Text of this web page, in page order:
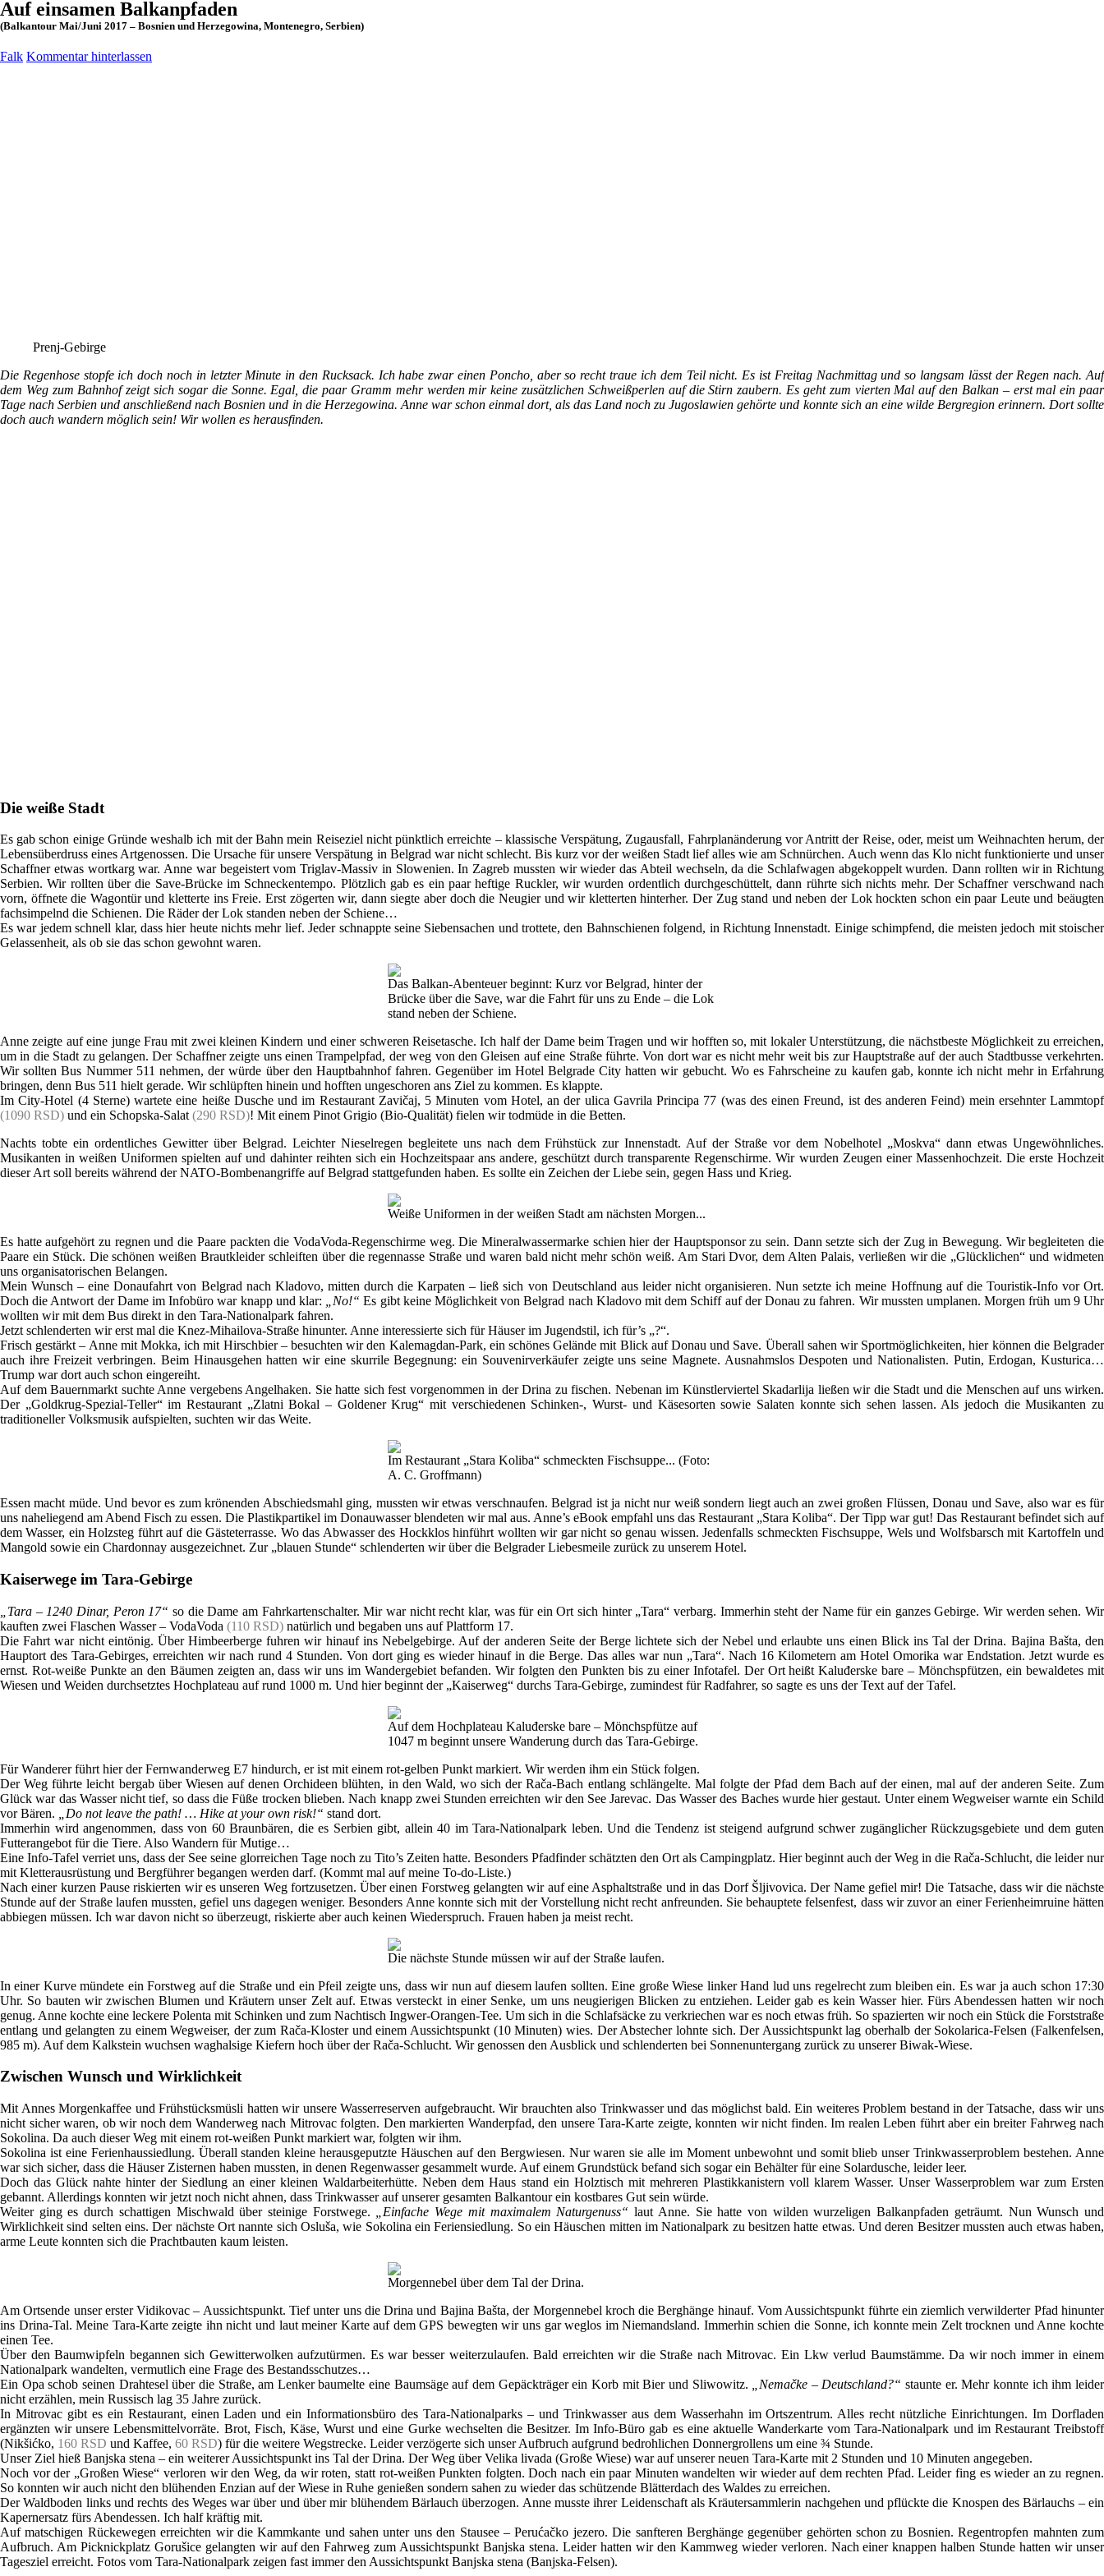
Auf einsamen Balkanpfaden
(Balkantour Mai/Juni 2017 – Bosnien und Herzegowina, Montenegro, Serbien)
Falk Kommentar hinterlassen
Prenj-Gebirge
Die Regenhose stopfe ich doch noch in letzter Minute in den Rucksack. Ich habe zwar einen Poncho, aber so recht traue ich dem Teil nicht. Es ist Freitag Nachmittag und so langsam lässt der Regen nach. Auf
dem Weg zum Bahnhof zeigt sich sogar die Sonne. Egal, die paar Gramm mehr werden mir keine zusätzlichen Schweißperlen auf die Stirn zaubern. Es geht zum vierten Mal auf den Balkan – erst mal ein paar
Tage nach Serbien und anschließend nach Bosnien und in die Herzegowina. Anne war schon einmal dort, als das Land noch zu Jugoslawien gehörte und konnte sich an eine wilde Bergregion erinnern. Dort sollte
doch auch wandern möglich sein! Wir wollen es herausfinden.
Die weiße Stadt
Es gab schon einige Gründe weshalb ich mit der Bahn mein Reiseziel nicht pünktlich erreichte – klassische Verspätung, Zugausfall, Fahrplanänderung vor Antritt der Reise, oder, meist um Weihnachten herum, der
Lebensüberdruss eines Artgenossen. Die Ursache für unsere Verspätung in Belgrad war nicht schlecht. Bis kurz vor der weißen Stadt lief alles wie am Schnürchen. Auch wenn das Klo nicht funktionierte und unser
Schaffner etwas wortkarg war. Anne war begeistert vom Triglav-Massiv in Slowenien. In Zagreb mussten wir wieder das Abteil wechseln, da die Schlafwagen abgekoppelt wurden. Dann rollten wir in Richtung
Serbien. Wir rollten über die Save-Brücke im Schneckentempo. Plötzlich gab es ein paar heftige Ruckler, wir wurden ordentlich durchgeschüttelt, dann rührte sich nichts mehr. Der Schaffner verschwand nach
vorn, öffnete die Wagontür und kletterte ins Freie. Erst zögerten wir, dann siegte aber doch die Neugier und wir kletterten hinterher. Der Zug stand und neben der Lok hockten schon ein paar Leute und beäugten
fachsimpelnd die Schienen. Die Räder der Lok standen neben der Schiene…
Es war jedem schnell klar, dass hier heute nichts mehr lief. Jeder schnappte seine Siebensachen und trottete, den Bahnschienen folgend, in Richtung Innenstadt. Einige schimpfend, die meisten jedoch mit stoischer
Gelassenheit, als ob sie das schon gewohnt waren.
Das Balkan-Abenteuer beginnt: Kurz vor Belgrad, hinter der
Brücke über die Save, war die Fahrt für uns zu Ende – die Lok
stand neben der Schiene.
Anne zeigte auf eine junge Frau mit zwei kleinen Kindern und einer schweren Reisetasche. Ich half der Dame beim Tragen und wir hofften so, mit lokaler Unterstützung, die nächstbeste Möglichkeit zu erreichen,
um in die Stadt zu gelangen. Der Schaffner zeigte uns einen Trampelpfad, der weg von den Gleisen auf eine Straße führte. Von dort war es nicht mehr weit bis zur Hauptstraße auf der auch Stadtbusse verkehrten.
Wir sollten Bus Nummer 511 nehmen, der würde über den Hauptbahnhof fahren. Gegenüber im Hotel Belgrade City hatten wir gebucht. Wo es Fahrscheine zu kaufen gab, konnte ich nicht mehr in Erfahrung
bringen, denn Bus 511 hielt gerade. Wir schlüpften hinein und hofften ungeschoren ans Ziel zu kommen. Es klappte.
Im City-Hotel (4 Sterne) wartete eine heiße Dusche und im Restaurant Zavičaj, 5 Minuten vom Hotel, an der ulica Gavrila Principa 77 (was des einen Freund, ist des anderen Feind) mein ersehnter Lammtopf
(1090 RSD) und ein Schopska-Salat (290 RSD)! Mit einem Pinot Grigio (Bio-Qualität) fielen wir todmüde in die Betten.
Nachts tobte ein ordentliches Gewitter über Belgrad. Leichter Nieselregen begleitete uns nach dem Frühstück zur Innenstadt. Auf der Straße vor dem Nobelhotel „Moskva“ dann etwas Ungewöhnliches.
Musikanten in weißen Uniformen spielten auf und dahinter reihten sich ein Hochzeitspaar ans andere, geschützt durch transparente Regenschirme. Wir wurden Zeugen einer Massenhochzeit. Die erste Hochzeit
dieser Art soll bereits während der NATO-Bombenangriffe auf Belgrad stattgefunden haben. Es sollte ein Zeichen der Liebe sein, gegen Hass und Krieg.
Weiße Uniformen in der weißen Stadt am nächsten Morgen...
Es hatte aufgehört zu regnen und die Paare packten die VodaVoda-Regenschirme weg. Die Mineralwassermarke schien hier der Hauptsponsor zu sein. Dann setzte sich der Zug in Bewegung. Wir begleiteten die
Paare ein Stück. Die schönen weißen Brautkleider schleiften über die regennasse Straße und waren bald nicht mehr schön weiß. Am Stari Dvor, dem Alten Palais, verließen wir die „Glücklichen“ und widmeten
uns organisatorischen Belangen.
Mein Wunsch – eine Donaufahrt von Belgrad nach Kladovo, mitten durch die Karpaten – ließ sich von Deutschland aus leider nicht organisieren. Nun setzte ich meine Hoffnung auf die Touristik-Info vor Ort.
Doch die Antwort der Dame im Infobüro war knapp und klar:
„No!“ Es gibt keine Möglichkeit von Belgrad nach Kladovo mit dem Schiff auf der Donau zu fahren. Wir mussten umplanen. Morgen früh um 9 Uhr
wollten wir mit dem Bus direkt in den Tara-Nationalpark fahren.
Jetzt schlenderten wir erst mal die Knez-Mihailova-Straße hinunter. Anne interessierte sich für Häuser im Jugendstil, ich für’s „?“.
Frisch gestärkt – Anne mit Mokka, ich mit Hirschbier – besuchten wir den Kalemagdan-Park, ein schönes Gelände mit Blick auf Donau und Save. Überall sahen wir Sportmöglichkeiten, hier können die Belgrader
auch ihre Freizeit verbringen. Beim Hinausgehen hatten wir eine skurrile Begegnung: ein Souvenirverkäufer zeigte uns seine Magnete. Ausnahmslos Despoten und Nationalisten. Putin, Erdogan, Kusturica…
Trump war dort auch schon eingereiht.
Auf dem Bauernmarkt suchte Anne vergebens Angelhaken. Sie hatte sich fest vorgenommen in der Drina zu fischen. Nebenan im Künstlerviertel Skadarlija ließen wir die Stadt und die Menschen auf uns wirken.
Der „Goldkrug-Spezial-Teller“ im Restaurant „Zlatni Bokal – Goldener Krug“ mit verschiedenen Schinken-, Wurst- und Käsesorten sowie Salaten konnte sich sehen lassen. Als jedoch die Musikanten zu
traditioneller Volksmusik aufspielten, suchten wir das Weite.
Im Restaurant „Stara Koliba“ schmeckten Fischsuppe... (Foto:
A. C. Groffmann)
Essen macht müde. Und bevor es zum krönenden Abschiedsmahl ging, mussten wir etwas verschnaufen. Belgrad ist ja nicht nur weiß sondern liegt auch an zwei großen Flüssen, Donau und Save, also war es für
uns naheliegend am Abend Fisch zu essen. Die Plastikpartikel im Donauwasser blendeten wir mal aus. Anne’s eBook empfahl uns das Restaurant „Stara Koliba“. Der Tipp war gut! Das Restaurant befindet sich auf
dem Wasser, ein Holzsteg führt auf die Gästeterrasse. Wo das Abwasser des Hockklos hinführt wollten wir gar nicht so genau wissen. Jedenfalls schmeckten Fischsuppe, Wels und Wolfsbarsch mit Kartoffeln und
Mangold sowie ein Chardonnay ausgezeichnet. Zur „blauen Stunde“ schlenderten wir über die Belgrader Liebesmeile zurück zu unserem Hotel.
Kaiserwege im Tara-Gebirge
„Tara – 1240 Dinar, Peron 17“ so die Dame am Fahrkartenschalter. Mir war nicht recht klar, was für ein Ort sich hinter „Tara“ verbarg. Immerhin steht der Name für ein ganzes Gebirge. Wir werden sehen. Wir
kauften zwei Flaschen Wasser – VodaVoda (110 RSD) natürlich und begaben uns auf Plattform 17.
Die Fahrt war nicht eintönig. Über Himbeerberge fuhren wir hinauf ins Nebelgebirge. Auf der anderen Seite der Berge lichtete sich der Nebel und erlaubte uns einen Blick ins Tal der Drina. Bajina Bašta, den
Hauptort des Tara-Gebirges, erreichten wir nach rund 4 Stunden. Von dort ging es wieder hinauf in die Berge. Das alles war nun „Tara“. Nach 16 Kilometern am Hotel Omorika war Endstation. Jetzt wurde es
ernst. Rot-weiße Punkte an den Bäumen zeigten an, dass wir uns im Wandergebiet befanden. Wir folgten den Punkten bis zu einer Infotafel. Der Ort heißt Kaluđerske bare – Mönchspfützen, ein bewaldetes mit
Wiesen und Weiden durchsetztes Hochplateau auf rund 1000 m. Und hier beginnt der „Kaiserweg“ durchs Tara-Gebirge, zumindest für Radfahrer, so sagte es uns der Text auf der Tafel.
Auf dem Hochplateau Kaluđerske bare – Mönchspfütze auf
1047 m beginnt unsere Wanderung durch das Tara-Gebirge.
Für Wanderer führt hier der Fernwanderweg E7 hindurch, er ist mit einem rot-gelben Punkt markiert. Wir werden ihm ein Stück folgen.
Der Weg führte leicht bergab über Wiesen auf denen Orchideen blühten, in den Wald, wo sich der Rača-Bach entlang schlängelte. Mal folgte der Pfad dem Bach auf der einen, mal auf der anderen Seite. Zum
Glück war das Wasser nicht tief, so dass die Füße trocken blieben. Nach knapp zwei Stunden erreichten wir den See Jarevac. Das Wasser des Baches wurde hier gestaut. Unter einem Wegweiser warnte ein Schild
vor Bären.
„Do not leave the path! … Hike at your own risk!“ stand dort.
Immerhin wird angenommen, dass von 60 Braunbären, die es Serbien gibt, allein 40 im Tara-Nationalpark leben. Und die Tendenz ist steigend aufgrund schwer zugänglicher Rückzugsgebiete und dem guten
Futterangebot für die Tiere. Also Wandern für Mutige…
Eine Info-Tafel verriet uns, dass der See seine glorreichen Tage noch zu Tito’s Zeiten hatte. Besonders Pfadfinder schätzten den Ort als Campingplatz. Hier beginnt auch der Weg in die Rača-Schlucht, die leider nur
mit Kletterausrüstung und Bergführer begangen werden darf. (Kommt mal auf meine To-do-Liste.)
Nach einer kurzen Pause riskierten wir es unseren Weg fortzusetzen. Über einen Forstweg gelangten wir auf eine Asphaltstraße und in das Dorf Šljivovica. Der Name gefiel mir! Die Tatsache, dass wir die nächste
Stunde auf der Straße laufen mussten, gefiel uns dagegen weniger. Besonders Anne konnte sich mit der Vorstellung nicht recht anfreunden. Sie behauptete felsenfest, dass wir zuvor an einer Ferienheimruine hätten
abbiegen müssen. Ich war davon nicht so überzeugt, riskierte aber auch keinen Wiederspruch. Frauen haben ja meist recht.
Die nächste Stunde müssen wir auf der Straße laufen.
In einer Kurve mündete ein Forstweg auf die Straße und ein Pfeil zeigte uns, dass wir nun auf diesem laufen sollten. Eine große Wiese linker Hand lud uns regelrecht zum bleiben ein. Es war ja auch schon 17:30
Uhr. So bauten wir zwischen Blumen und Kräutern unser Zelt auf. Etwas versteckt in einer Senke, um uns neugierigen Blicken zu entziehen. Leider gab es kein Wasser hier. Fürs Abendessen hatten wir noch
genug. Anne kochte eine leckere Polenta mit Schinken und zum Nachtisch Ingwer-Orangen-Tee. Um sich in die Schlafsäcke zu verkriechen war es noch etwas früh. So spazierten wir noch ein Stück die Forststraße
entlang und gelangten zu einem Wegweiser, der zum Rača-Kloster und einem Aussichtspunkt (10 Minuten) wies. Der Abstecher lohnte sich. Der Aussichtspunkt lag oberhalb der Sokolarica-Felsen (Falkenfelsen,
985 m). Auf dem Kalkstein wuchsen waghalsige Kiefern hoch über der Rača-Schlucht. Wir genossen den Ausblick und schlenderten bei Sonnenuntergang zurück zu unserer Biwak-Wiese.
Zwischen Wunsch und Wirklichkeit
Mit Annes Morgenkaffee und Frühstücksmüsli hatten wir unsere Wasserreserven aufgebraucht. Wir brauchten also Trinkwasser und das möglichst bald. Ein weiteres Problem bestand in der Tatsache, dass wir uns
nicht sicher waren, ob wir noch dem Wanderweg nach Mitrovac folgten. Den markierten Wanderpfad, den unsere Tara-Karte zeigte, konnten wir nicht finden. Im realen Leben führt aber ein breiter Fahrweg nach
Sokolina. Da auch dieser Weg mit einem rot-weißen Punkt markiert war, folgten wir ihm.
Sokolina ist eine Ferienhaussiedlung. Überall standen kleine herausgeputzte Häuschen auf den Bergwiesen. Nur waren sie alle im Moment unbewohnt und somit blieb unser Trinkwasserproblem bestehen. Anne
war sich sicher, dass die Häuser Zisternen haben mussten, in denen Regenwasser gesammelt wurde. Auf einem Grundstück befand sich sogar ein Behälter für eine Solardusche, leider leer.
Doch das Glück nahte hinter der Siedlung an einer kleinen Waldarbeiterhütte. Neben dem Haus stand ein Holztisch mit mehreren Plastikkanistern voll klarem Wasser. Unser Wasserproblem war zum Ersten
gebannt. Allerdings konnten wir jetzt noch nicht ahnen, dass Trinkwasser auf unserer gesamten Balkantour ein kostbares Gut sein würde.
Weiter ging es durch schattigen Mischwald über steinige Forstwege.
„Einfache Wege mit maximalem Naturgenuss“ laut Anne. Sie hatte von wilden wurzeligen Balkanpfaden geträumt. Nun Wunsch und
Wirklichkeit sind selten eins. Der nächste Ort nannte sich Osluša, wie Sokolina ein Feriensiedlung. So ein Häuschen mitten im Nationalpark zu besitzen hatte etwas. Und deren Besitzer mussten auch etwas haben,
arme Leute konnten sich die Prachtbauten kaum leisten.
Morgennebel über dem Tal der Drina.
Am Ortsende unser erster Vidikovac – Aussichtspunkt. Tief unter uns die Drina und Bajina Bašta, der Morgennebel kroch die Berghänge hinauf. Vom Aussichtspunkt führte ein ziemlich verwilderter Pfad hinunter
ins Drina-Tal. Meine Tara-Karte zeigte ihn nicht und laut meiner Karte auf dem GPS bewegten wir uns gar weglos im Niemandsland. Immerhin schien die Sonne, ich konnte mein Zelt trocknen und Anne kochte
einen Tee.
Über den Baumwipfeln begannen sich Gewitterwolken aufzutürmen. Es war besser weiterzulaufen. Bald erreichten wir die Straße nach Mitrovac. Ein Lkw verlud Baumstämme. Da wir noch immer in einem
Nationalpark wandelten, vermutlich eine Frage des Bestandsschutzes…
Ein Opa schob seinen Drahtesel über die Straße, am Lenker baumelte eine Baumsäge auf dem Gepäckträger ein Korb mit Bier und Sliwowitz.
„Nemačke – Deutschland?“ staunte er. Mehr konnte ich ihm leider
nicht erzählen, mein Russisch lag 35 Jahre zurück.
In Mitrovac gibt es ein Restaurant, einen Laden und ein Informationsbüro des Tara-Nationalparks – und Trinkwasser aus dem Wasserhahn im Ortszentrum. Alles recht nützliche Einrichtungen. Im Dorfladen
ergänzten wir unsere Lebensmittelvorräte. Brot, Fisch, Käse, Wurst und eine Gurke wechselten die Besitzer. Im Info-Büro gab es eine aktuelle Wanderkarte vom Tara-Nationalpark und im Restaurant Treibstoff
(Nikšićko, 160 RSD und Kaffee, 60 RSD) für die weitere Wegstrecke. Leider verzögerte sich unser Aufbruch aufgrund bedrohlichen Donnergrollens um eine ¾ Stunde.
Unser Ziel hieß Banjska stena – ein weiterer Aussichtspunkt ins Tal der Drina. Der Weg über Velika livada (Große Wiese) war auf unserer neuen Tara-Karte mit 2 Stunden und 10 Minuten angegeben.
Noch vor der „Großen Wiese“ verloren wir den Weg, da wir roten, statt rot-weißen Punkten folgten. Doch nach ein paar Minuten wandelten wir wieder auf dem rechten Pfad. Leider fing es wieder an zu regnen.
So konnten wir auch nicht den blühenden Enzian auf der Wiese in Ruhe genießen sondern sahen zu wieder das schützende Blätterdach des Waldes zu erreichen.
Der Waldboden links und rechts des Weges war über und über mir blühendem Bärlauch überzogen. Anne musste ihrer Leidenschaft als Kräutersammlerin nachgehen und pflückte die Knospen des Bärlauchs – ein
Kapernersatz fürs Abendessen. Ich half kräftig mit.
Auf matschigen Rückewegen erreichten wir die Kammkante und sahen unter uns den Stausee – Perućačko jezero. Die sanfteren Berghänge gegenüber gehörten schon zu Bosnien. Regentropfen mahnten zum
Aufbruch. Am Picknickplatz Gorušice gelangten wir auf den Fahrweg zum Aussichtspunkt Banjska stena. Leider hatten wir den Kammweg wieder verloren. Nach einer knappen halben Stunde hatten wir unser
Tagesziel erreicht. Fotos vom Tara-Nationalpark zeigen fast immer den Aussichtspunkt Banjska stena (Banjska-Felsen).